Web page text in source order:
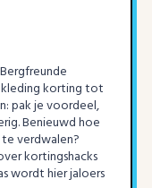
korting tot
pak je voordeel,
Benieuwd hoe
verdwalen?
kortingshacks
wordt hier jaloers